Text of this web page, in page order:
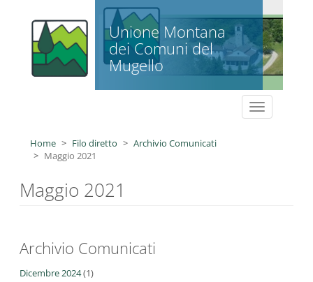
Salta al contenuto principale
Unione Montana
dei Comuni del
Mugello
Toggle
navigation
Home
Filo diretto
Archivio Comunicati
Maggio 2021
Maggio 2021
Archivio Comunicati
Dicembre 2024(1)